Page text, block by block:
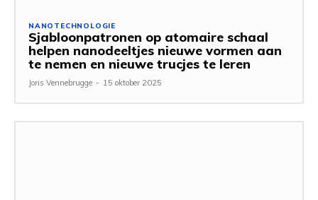
NANOTECHNOLOGIE
Sjabloonpatronen op atomaire schaal
helpen nanodeeltjes nieuwe vormen aan
te nemen en nieuwe trucjes te leren
Joris Vennebrugge - 15 oktober 2025